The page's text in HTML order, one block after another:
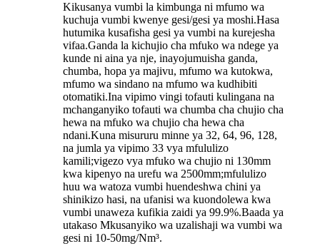
Kikusanya vumbi la kimbunga ni mfumo wa
kuchuja vumbi kwenye gesi/gesi ya moshi.Hasa
hutumika kusafisha gesi ya vumbi na kurejesha
vifaa.Ganda la kichujio cha mfuko wa ndege ya
kunde ni aina ya nje, inayojumuisha ganda,
chumba, hopa ya majivu, mfumo wa kutokwa,
mfumo wa sindano na mfumo wa kudhibiti
otomatiki.Ina vipimo vingi tofauti kulingana na
mchanganyiko tofauti wa chumba cha chujio cha
hewa na mfuko wa chujio cha hewa cha
ndani.Kuna misururu minne ya 32, 64, 96, 128,
na jumla ya vipimo 33 vya mfululizo
kamili;vigezo vya mfuko wa chujio ni 130mm
kwa kipenyo na urefu wa 2500mm;mfululizo
huu wa watoza vumbi huendeshwa chini ya
shinikizo hasi, na ufanisi wa kuondolewa kwa
vumbi unaweza kufikia zaidi ya 99.9%.Baada ya
utakaso Mkusanyiko wa uzalishaji wa vumbi wa
gesi ni 10-50mg/Nm³.